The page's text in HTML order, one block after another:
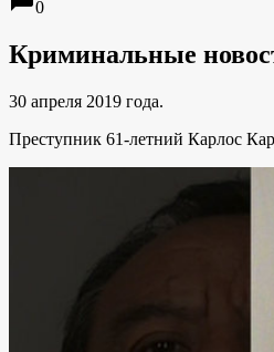
0
Криминальные
30 апреля 2019 года.
Преступник 61-летний Карлос